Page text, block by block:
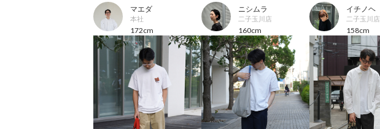
マエダ
本社
172cm
ニシムラ
二子玉川店
160cm
イチノヘ
二子玉川店
158cm